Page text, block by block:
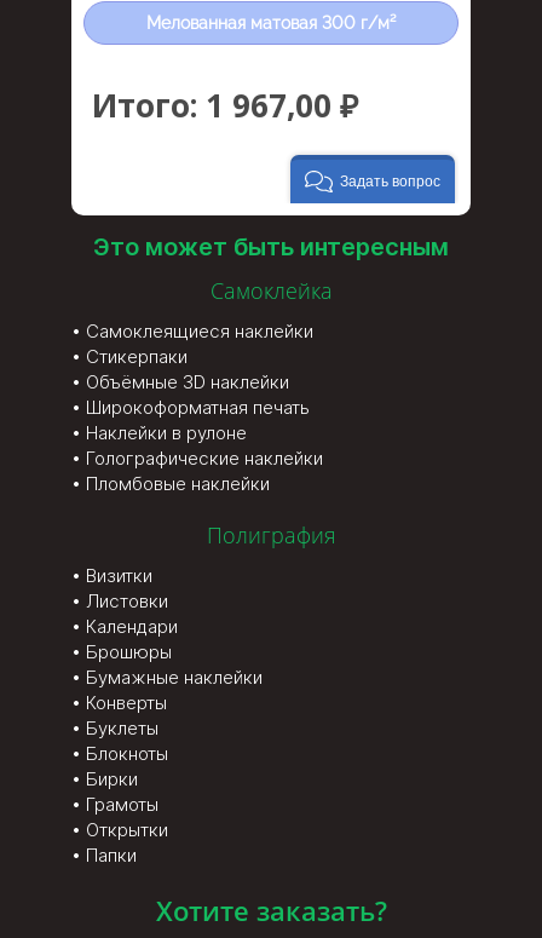
Это может быть интересным
Самоклейка
Самоклеящиеся наклейки
Стикерпаки
Объёмные 3D наклейки
Широкоформатная печать
Наклейки в рулоне
Голографические наклейки
Пломбовые наклейки
Полиграфия
Визитки
Листовки
Календари
Брошюры
Бумажные наклейки
Конверты
Буклеты
Блокноты
Бирки
Грамоты
Открытки
Папки
Хотите заказать?